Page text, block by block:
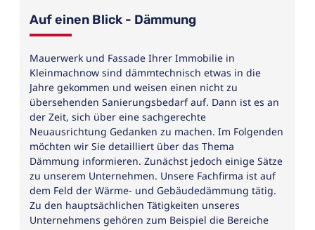
Auf einen Blick - Dämmung
Mauerwerk und Fassade Ihrer Immobilie in
Kleinmachnow sind dämmtechnisch etwas in die
Jahre gekommen und weisen einen nicht zu
übersehenden Sanierungsbedarf auf. Dann ist es an
der Zeit, sich über eine sachgerechte
Neuausrichtung Gedanken zu machen. Im Folgenden
möchten wir Sie detailliert über das Thema
Dämmung informieren. Zunächst jedoch einige Sätze
zu unserem Unternehmen. Unsere Fachfirma ist auf
dem Feld der Wärme- und Gebäudedämmung tätig.
Zu den hauptsächlichen Tätigkeiten unseres
Unternehmens gehören zum Beispiel die Bereiche